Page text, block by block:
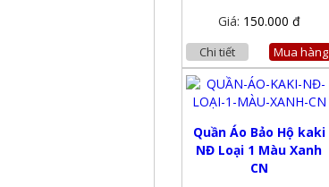
Giá: 150.000 đ
Chi tiết Mua hàng
Quần Áo Bảo Hộ kaki
NĐ Loại 1 Màu Xanh
CN